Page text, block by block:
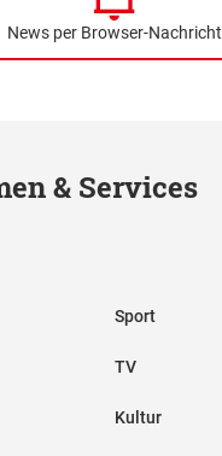
News per Browser-Nachricht
& Services
Sport
TV
Kultur